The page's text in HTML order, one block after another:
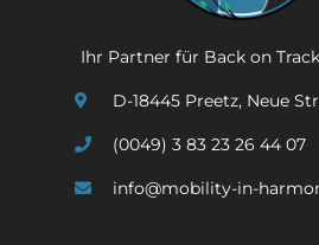
Ihr Partner für Back on
D-18445 Preetz, Neue
(0049) 3 83 23 26 44 07
info@mobility-in-